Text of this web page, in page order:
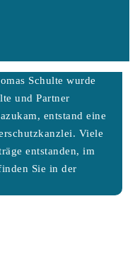
Schulte wurde
und Partner
entstand eine
Viele
entstanden, im
Sie in der